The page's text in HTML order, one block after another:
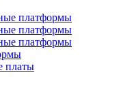
платформы
платформы
платформы
платы